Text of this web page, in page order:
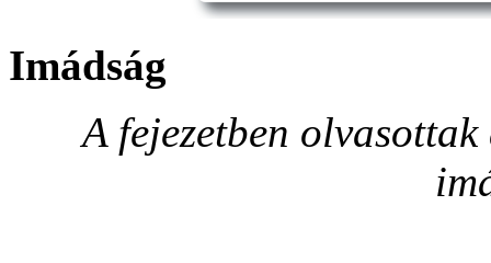
Imádság
A fejezetben